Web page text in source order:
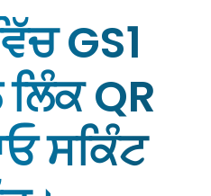
GS1
QR
ਸਕਿੰਟ